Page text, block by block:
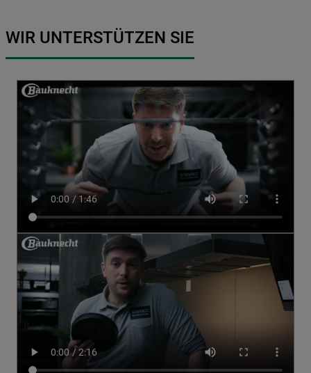
WIR UNTERSTÜTZEN SIE